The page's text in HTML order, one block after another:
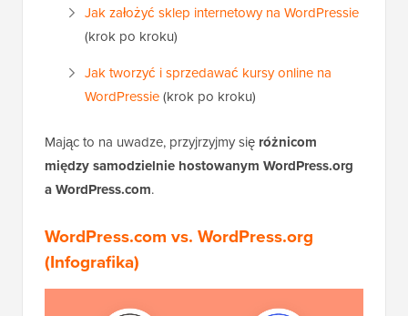
Jak założyć sklep internetowy na WordPressie
(krok po kroku)
Jak tworzyć i sprzedawać kursy online na
WordPressie(krok po kroku)
Mając to na uwadze, przyjrzyjmy się różnicom
między samodzielnie hostowanym WordPress.org
a WordPress.com.
WordPress.com vs. WordPress.org
(Infografika)